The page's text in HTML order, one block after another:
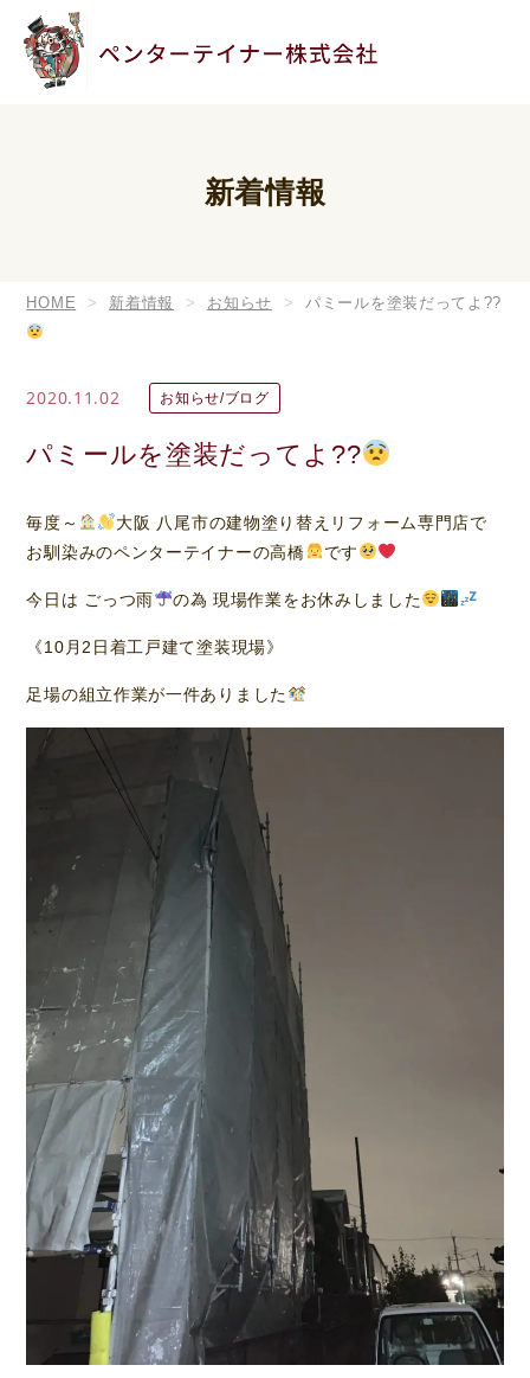
新着情報
HOME 新着情報 お知らせ パミールを塗装だってよ??
2020.11.02 お知らせ/ブログ
パミールを塗装だってよ??
毎度～
大阪 八尾市の建物塗り替えリフォーム専門店で
お馴染みのペンターテイナーの高橋
です
今日は ごっつ雨 の為 現場作業をお休みしました
《10月2日着工戸建て塗装現場》
足場の組立作業が一件ありました